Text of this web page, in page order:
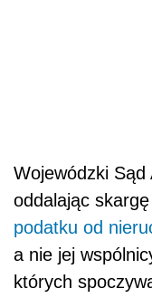
Wojewódzki
oddalając
podatku od
a nie jej
których